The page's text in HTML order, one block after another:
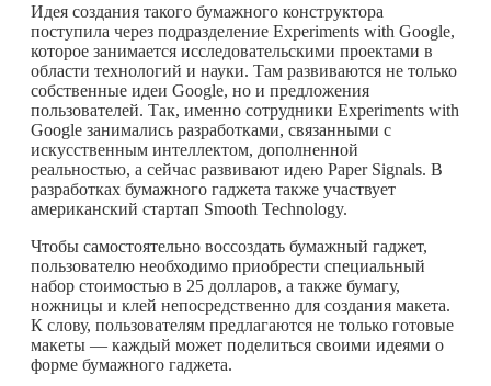
Идея создания такого бумажного конструктора
поступила через подразделение Experiments with Google,
которое занимается исследовательскими проектами в
области технологий и науки. Там развиваются не только
собственные идеи Google, но и предложения
пользователей. Так, именно сотрудники Experiments with
Google занимались разработками, связанными с
искусственным интеллектом, дополненной
реальностью, а сейчас развивают идею Paper Signals. В
разработках бумажного гаджета также участвует
американский стартап Smooth Technology.
Чтобы самостоятельно воссоздать бумажный гаджет,
пользователю необходимо приобрести специальный
набор стоимостью в 25 долларов, а также бумагу,
ножницы и клей непосредственно для создания макета.
К слову, пользователям предлагаются не только готовые
макеты — каждый может поделиться своими идеями о
форме бумажного гаджета.